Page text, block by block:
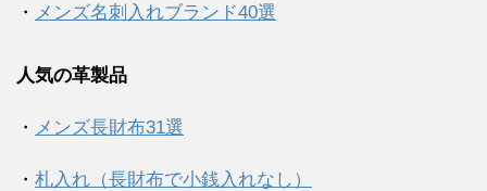
・ メンズ名刺入れブランド40選
人気の革製品
・ メンズ長財布31選
・ 札入れ（長財布で小銭入れなし）